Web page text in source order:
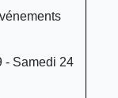
- Samedi 24